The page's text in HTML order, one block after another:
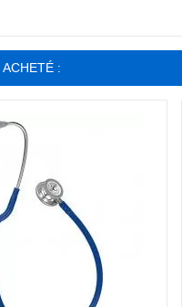
: